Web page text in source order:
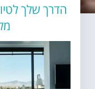
הדרך שלך